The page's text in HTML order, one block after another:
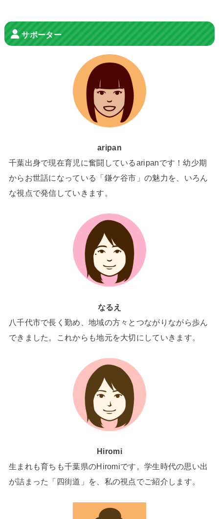
サポーター
aripan
千葉出身で現在育児に奮闘しているaripanです！幼少期
からお世話になっている「鎌ケ谷市」の魅力を、いろん
な視点で発信していきます。
なるえ
八千代市で長く勤め、地域の方々とつながりながら歩ん
できました。これからも地元を大切にしていきます。
Hiromi
生まれも育ちも千葉県のHiromiです。学生時代の思い出
が詰まった「四街道」を、私の視点でご紹介します。